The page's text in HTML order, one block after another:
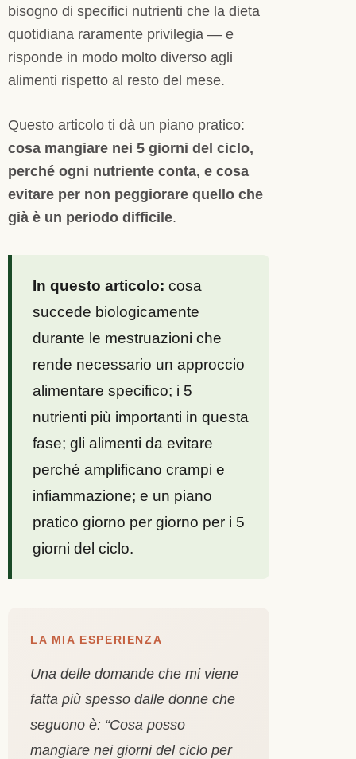
bisogno di specifici nutrienti che la dieta
quotidiana raramente privilegia — e
risponde in modo molto diverso agli
alimenti rispetto al resto del mese.
Questo articolo ti dà un piano pratico:
cosa mangiare nei 5 giorni del ciclo,
perché ogni nutriente conta, e cosa
evitare per non peggiorare quello che
già è un periodo difficile.
In questo articolo: cosa
succede biologicamente
durante le mestruazioni che
rende necessario un approccio
alimentare specifico; i 5
nutrienti più importanti in questa
fase; gli alimenti da evitare
perché amplificano crampi e
infiammazione; e un piano
pratico giorno per giorno per i 5
giorni del ciclo.
LA MIA ESPERIENZA
Una delle domande che mi viene
fatta più spesso dalle donne che
seguono è: “Cosa posso
mangiare nei giorni del ciclo per